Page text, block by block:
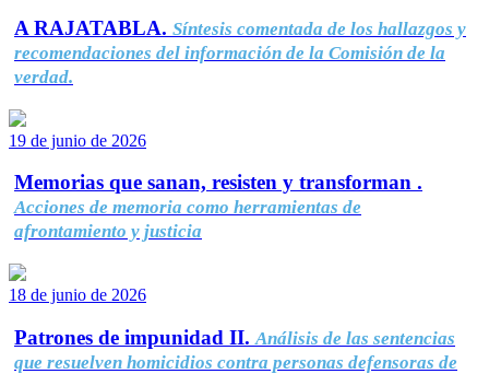
A RAJATABLA. Síntesis comentada de los hallazgos y
recomendaciones del información de la Comisión de la
verdad.
19 de junio de 2026
Memorias que sanan, resisten y transforman .
Acciones de memoria como herramientas de
afrontamiento y justicia
18 de junio de 2026
Patrones de impunidad II. Análisis de las sentencias
que resuelven homicidios contra personas defensoras de